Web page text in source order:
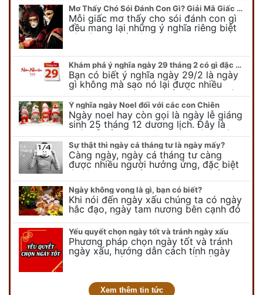
Mơ Thấy Chó Sói Đánh Con Gì? Giải Mã Giấc Mơ Bí Ẩn
Mỗi giấc mơ thấy cho sói đánh con gì
đều mang lại những ý nghĩa riêng biệt
và có thể phản ánh tâm trạng, suy nghĩ
Khám phá ý nghĩa ngày 29 tháng 2 có gì đặc biệt?
Bạn có biết ý nghĩa ngày 29/2 là ngày
gì không mà sao nó lại được nhiều
người chú ý đến vậy. Tất cả mọi người
đều cho rằng đây…
Ý nghĩa ngày Noel đối với các con Chiên
Ngày noel hay còn gọi là ngày lễ giáng
sinh 25 tháng 12 dương lịch. Đây là
ngày lễ của bên thiên chúa giáo, ngày
lễ thiên chúa giáng sinh,…
Sự thật thì ngày cá tháng tư là ngày mấy?
Càng ngày, ngày cá tháng tư càng
được nhiều người hưởng ứng, đặc biệt
là các bạn trẻ bởi họ sẽ nghĩ ra đủ trò
vui chơi, tinh nghịch, hài…
Ngày không vong là gì, bạn có biết?
Khi nói đến ngày xấu chúng ta có ngày
hắc đạo, ngày tam nương bên cạnh đó
còn có ngày không vong. Tuy nhiên khi
nói đến ngày không vong…
Yếu quyết chọn ngày tốt và tránh ngày xấu
Phương pháp chọn ngày tốt và tránh
ngày xấu, hướng dẫn cách tính ngày
tốt, ngày xấu trong tháng để tiến hành
Xem thêm tin tức